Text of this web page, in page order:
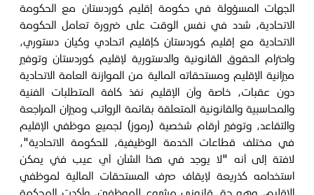
الجهات المسؤولة في حكومة إقليم كوردستان مع الحكومة
الاتحادية، شدد في نفس الوقت على ضرورة تعامل الحكومة
الاتحادية مع إقليم كوردستان كإقليم اتحادي وكيان دستوري،
واحترام الحقوق القانونية والدستورية لإقليم كوردستان وتوفير
ميزانية الإقليم ومستحقاته المالية من الموازنة العامة الاتحادية
دون عقبات، خاصة وأن الإقليم نفذ كافة المتطلبات الفنية
والمحاسبية والقانونية المتعلقة بقائمة الرواتب وميزان المراجعة
والتقاعد، وتوفير أرقام شخصية (رموز) لجميع موظفي الإقليم
في مختلف قطاعات الخدمة الوظيفية، للحكومة الاتحادية"،
لافتة إلى أنه "لا يوجد في هذا الشأن أي عيب فني يمكن
استخدامه كذريعة لإيقاف صرف المستحقات المالية لموظفي